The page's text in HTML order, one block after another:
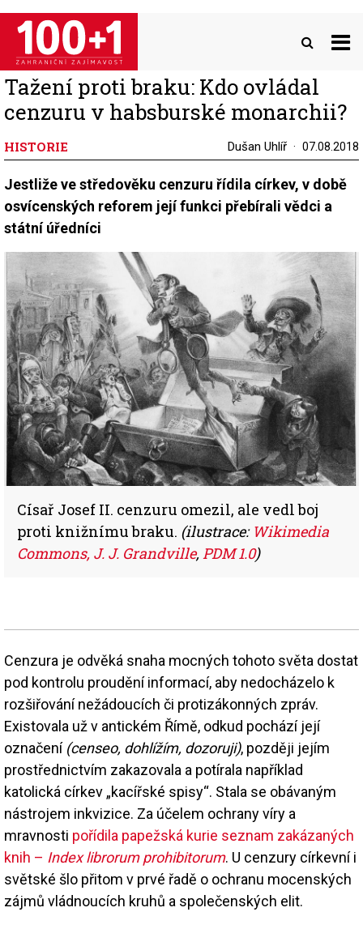
Přejít
hlavnímu
obsahu
Tažení proti braku: Kdo ovládal
cenzuru v habsburské monarchii?
HISTORIE Dušan Uhlíř 07.08.2018
Jestliže ve středověku cenzuru řídila církev, v době
osvícenských reforem její funkci přebírali vědci a
státní úředníci
Císař Josef II. cenzuru omezil, ale vedl boj
proti knižnímu braku. (ilustrace: Wikimedia
Commons, J. J. Grandville, PDM 1.0)
Cenzura je odvěká snaha mocných tohoto světa dostat
pod kontrolu proudění informací, aby nedocházelo k
rozšiřování nežádoucích či protizákonných zpráv.
Existovala už v antickém Římě, odkud pochází její
označení (censeo, dohlížím, dozoruji), později jejím
prostřednictvím zakazovala a potírala například
katolická církev „kacířské spisy“. Stala se obávaným
nástrojem inkvizice. Za účelem ochrany víry a
mravnosti pořídila papežská kurie seznam zakázaných
knih – Index librorum prohibitorum. U cenzury církevní i
světské šlo přitom v prvé řadě o ochranu mocenských
zájmů vládnoucích kruhů a společenských elit.